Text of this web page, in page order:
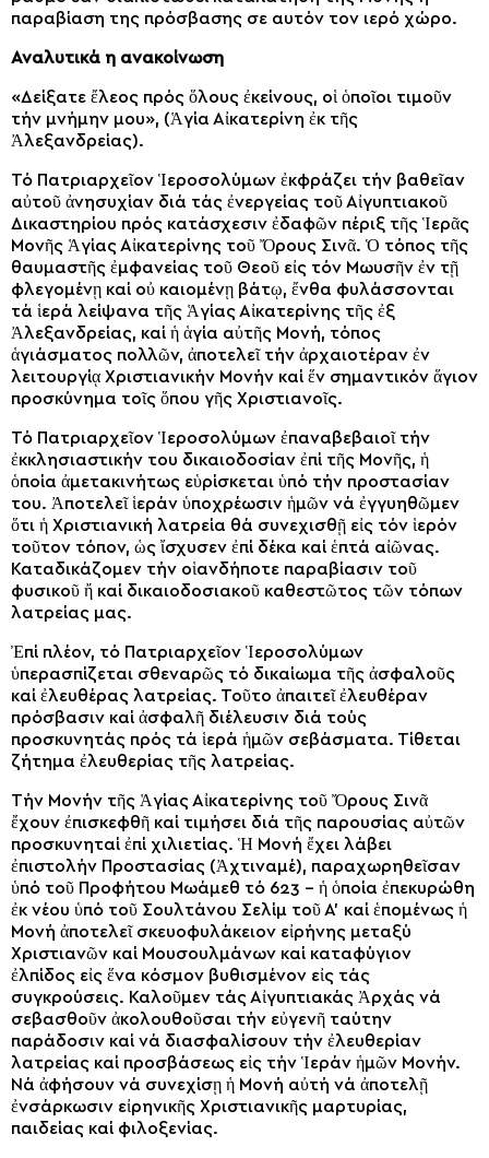
παραβίαση της πρόσβασης σε αυτόν τον ιερό χώρο.
Αναλυτικά η ανακοίνωση
«Δείξατε ἔλεος πρός ὅλους ἐκείνους, οἱ ὁποῖοι τιμοῦν
τήν μνήμην μου», (Ἁγία Αἰκατερίνη ἐκ τῆς
Ἀλεξανδρείας).
Τό Πατριαρχεῖον Ἱεροσολύμων ἐκφράζει τήν βαθεῖαν
αὐτοῦ ἀνησυχίαν διά τάς ἐνεργείας τοῦ Αἰγυπτιακοῦ
Δικαστηρίου πρός κατάσχεσιν ἐδαφῶν πέριξ τῆς Ἱερᾶς
Μονῆς Ἁγίας Αἰκατερίνης τοῦ Ὄρους Σινᾶ. Ὁ τόπος τῆς
θαυμαστῆς ἐμφανείας τοῦ Θεοῦ εἰς τόν Μωυσῆν ἐν τῇ
φλεγομένῃ καί οὐ καιομένῃ βάτῳ, ἔνθα φυλάσσονται
τά ἱερά λείψανα τῆς Ἁγίας Αἰκατερίνης τῆς ἐξ
Ἀλεξανδρείας, καί ἡ ἁγία αὐτῆς Μονή, τόπος
ἁγιάσματος πολλῶν, ἀποτελεῖ τήν ἀρχαιοτέραν ἐν
λειτουργίᾳ Χριστιανικήν Μονήν καί ἕν σημαντικόν ἅγιον
προσκύνημα τοῖς ὅπου γῆς Χριστιανοῖς.
Τό Πατριαρχεῖον Ἱεροσολύμων ἐπαναβεβαιοῖ τήν
ἐκκλησιαστικήν του δικαιοδοσίαν ἐπί τῆς Μονῆς, ἡ
ὁποία ἀμετακινήτως εὑρίσκεται ὑπό τήν προστασίαν
του. Ἀποτελεῖ ἱεράν ὑποχρέωσιν ἡμῶν νά ἐγγυηθῶμεν
ὅτι ἡ Xριστιανική λατρεία θά συνεχισθῇ εἰς τόν ἱερόν
τοῦτον τόπον, ὡς ἴσχυσεν ἐπί δέκα καί ἑπτά αἰῶνας.
Καταδικάζομεν τήν οἱανδήποτε παραβίασιν τοῦ
φυσικοῦ ἤ καί δικαιοδοσιακοῦ καθεστῶτος τῶν τόπων
λατρείας μας.
Ἐπί πλέον, τό Πατριαρχεῖον Ἱεροσολύμων
ὑπερασπίζεται σθεναρῶς τό δικαίωμα τῆς ἀσφαλοῦς
καί ἐλευθέρας λατρείας. Τοῦτο ἀπαιτεῖ ἐλευθέραν
πρόσβασιν καί ἀσφαλῆ διέλευσιν διά τούς
προσκυνητάς πρός τά ἱερά ἡμῶν σεβάσματα. Τίθεται
ζήτημα ἐλευθερίας τῆς λατρείας.
Τήν Μονήν τῆς Ἁγίας Αἰκατερίνης τοῦ Ὄρους Σινᾶ
ἔχουν ἐπισκεφθῆ καί τιμήσει διά τῆς παρουσίας αὐτῶν
προσκυνηταί ἐπί χιλιετίας. Ἡ Μονή ἔχει λάβει
ἐπιστολήν Προστασίας (Ἀχτιναμέ), παραχωρηθεῖσαν
ὑπό τοῦ Προφήτου Μωάμεθ τό 623 – ἡ ὁποία ἐπεκυρώθη
ἐκ νέου ὑπό τοῦ Σουλτάνου Σελίμ τοῦ Α’ καί ἑπομένως ἡ
Μονή ἀποτελεῖ σκευοφυλάκειον εἰρήνης μεταξύ
Χριστιανῶν καί Μουσουλμάνων καί καταφύγιον
ἐλπίδος εἰς ἕνα κόσμον βυθισμένον εἰς τάς
συγκρούσεις. Καλοῦμεν τάς Αἰγυπτιακάς Ἀρχάς νά
σεβασθοῦν ἀκολουθοῦσαι τήν εὐγενῆ ταύτην
παράδοσιν καί νά διασφαλίσουν τήν ἐλευθερίαν
λατρείας καί προσβάσεως εἰς τήν Ἱεράν ἡμῶν Μονήν.
Νά ἀφήσουν νά συνεχίσῃ ἡ Μονή αὐτή νά ἀποτελῇ
ἐνσάρκωσιν εἰρηνικῆς Χριστιανικῆς μαρτυρίας,
παιδείας καί φιλοξενίας.